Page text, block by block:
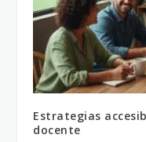
Estrategias
docente